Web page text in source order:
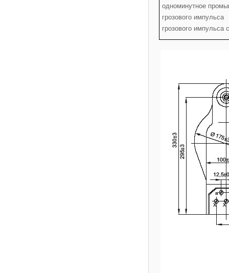
одноминутное
грозового импульса
грозового импульса